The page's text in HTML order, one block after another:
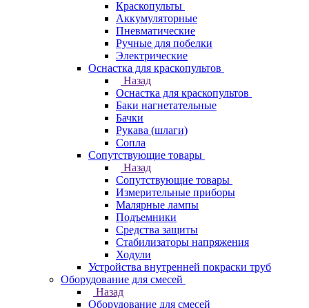
Краскопульты
Аккумуляторные
Пневматические
Ручные для побелки
Электрические
Оснастка для краскопультов
Назад
Оснастка для краскопультов
Баки нагнетательные
Бачки
Рукава (шлаги)
Сопла
Сопутствующие товары
Назад
Сопутствующие товары
Измерительные приборы
Малярные лампы
Подъемники
Средства защиты
Стабилизаторы напряжения
Ходули
Устройства внутренней покраски труб
Оборудование для смесей
Назад
Оборудование для смесей